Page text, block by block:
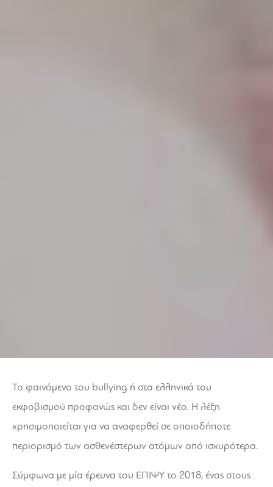
Το φαινόμενο του bullying ή στα ελληνικά του
εκφοβισμού προφανώς και δεν είναι νέο. Η λέξη
χρησιμοποιείται για να αναφερθεί σε οποιοδήποτε
περιορισμό των ασθενέστερων ατόμων από ισχυρότερα.
Σύμφωνα με μία έρευνα του ΕΠΙΨΥ το 2018, ένας στους